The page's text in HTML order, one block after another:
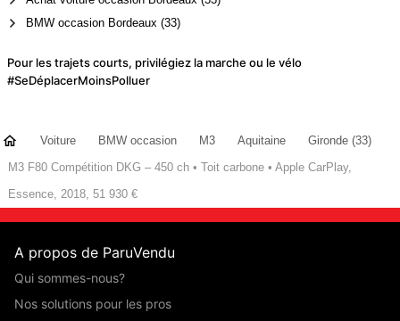
BMW occasion Bordeaux (33)
Pour les trajets courts, privilégiez la marche ou le vélo
#SeDéplacerMoinsPolluer
Voiture BMW occasion M3 Aquitaine
Gironde (33)
M3 F80 Compétition DKG – 450 ch • Toit carbone • Apple CarPlay,
Essence, 2018, 51 930 €
A propos de ParuVendu
Qui sommes-nous?
Nos solutions pour les pros